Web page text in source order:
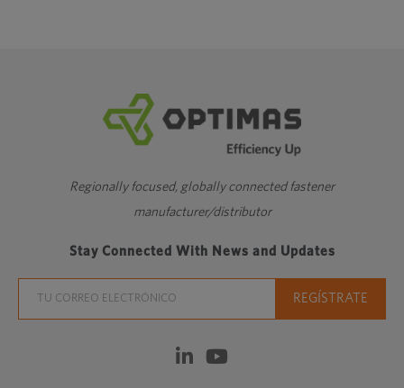
Regionally focused, globally connected fastener
manufacturer/distributor
Stay Connected With News and Updates